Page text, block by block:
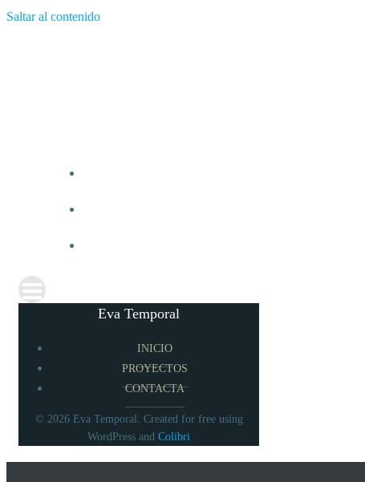
Saltar al contenido
Eva Temporal
INICIO
PROYECTOS
CONTACTA
© 2026 Eva Temporal. Created for free using
WordPress and Colibri